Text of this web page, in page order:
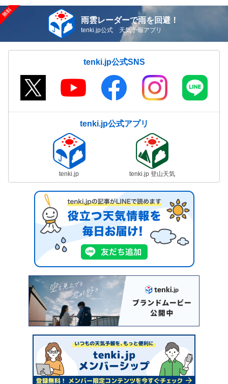
雨雲レーダーで雨を回避！
tenki.jp公式 天気予報アプリ
tenki.jp公式SNS
tenki.jp公式アプリ
tenki.jp tenki.jp 登山天気